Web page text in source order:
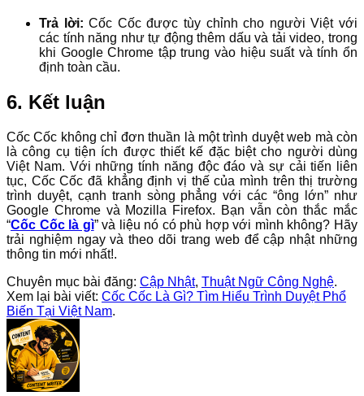
Trả lời:Cốc Cốc được tùy chỉnh cho người Việt với
các tính năng như tự động thêm dấu và tải video, trong
khi Google Chrome tập trung vào hiệu suất và tính ổn
định toàn cầu.
6. Kết luận
Cốc Cốc không chỉ đơn thuần là một trình duyệt web mà còn
là công cụ tiện ích được thiết kế đặc biệt cho người dùng
Việt Nam. Với những tính năng độc đáo và sự cải tiến liên
tục, Cốc Cốc đã khẳng định vị thế của mình trên thị trường
trình duyệt, cạnh tranh sòng phẳng với các “ông lớn” như
Google Chrome và Mozilla Firefox. Bạn vẫn còn thắc mắc
“Cốc Cốc là gì” và liệu nó có phù hợp với mình không? Hãy
trải nghiệm ngay và theo dõi trang web để cập nhật những
thông tin mới nhất!.
Chuyên mục bài đăng: Cập Nhật, Thuật Ngữ Công Nghệ.
Xem lại bài viết: Cốc Cốc Là Gì? Tìm Hiểu Trình Duyệt Phổ
Biến Tại Việt Nam.